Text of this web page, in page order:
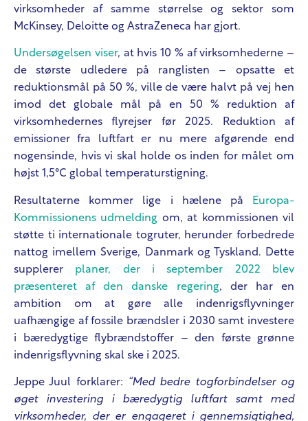
virksomheder af samme størrelse og sektor som
McKinsey, Deloitte og AstraZeneca har gjort.
Undersøgelsen viser, at hvis 10 % af virksomhederne –
de største udledere på ranglisten – opsatte et
reduktionsmål på 50 %, ville de være halvt på vej hen
imod det globale mål på en 50 % reduktion af
virksomhedernes flyrejser før 2025. Reduktion af
emissioner fra luftfart er nu mere afgørende end
nogensinde, hvis vi skal holde os inden for målet om
højst 1,5°C global temperaturstigning.
Resultaterne kommer lige i hælene på
Europa-
Kommissionens udmelding om, at kommissionen vil
støtte ti internationale togruter, herunder forbedrede
nattog imellem Sverige, Danmark og Tyskland. Dette
supplerer planer, der i september 2022 blev
præsenteret af den danske regering, der har en
ambition om at gøre alle indenrigsflyvninger
uafhængige af fossile brændsler i 2030 samt investere
i bæredygtige flybrændstoffer – den første grønne
indenrigsflyvning skal ske i 2025.
Jeppe Juul forklarer:
“Med bedre togforbindelser og
øget investering i bæredygtig luftfart samt med
virksomheder, der er engageret i gennemsigtighed,